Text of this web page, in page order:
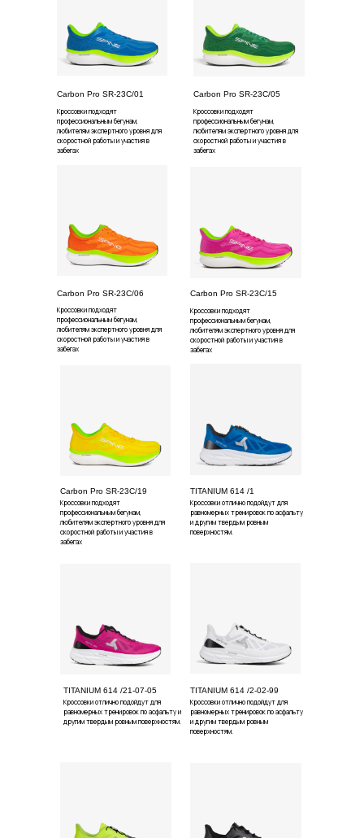
Carbon Pro SR-23С/01
Кроссовки подходят
профессиональным бегунам,
любителям экспертного уровня для
скоростной работы и участия в
забегах
Кроссовки отлично подойдут для
равномерных тренировок по асфальту и
другим твердым ровным поверхностям.
TITANIUM 614 /21-07-05
Carbon Pro SR-23С/05
Кроссовки подходят
профессиональным бегунам,
любителям экспертного уровня для
скоростной работы и участия в
забегах
Кроссовки отлично подойдут для
равномерных тренировок по асфальту
и другим твердым ровным
поверхностям.
Carbon Pro SR-23С/06
Кроссовки подходят
профессиональным бегунам,
любителям экспертного уровня для
скоростной работы и участия в
забегах
TITANIUM 614 /2-02-99
Carbon Pro SR-23С/15
Кроссовки подходят
профессиональным бегунам,
любителям экспертного уровня для
скоростной работы и участия в
забегах
Carbon Pro SR-23С/19
Кроссовки подходят
профессиональным бегунам,
любителям экспертного уровня для
скоростной работы и участия в
забегах
TITANIUM 614 /1
Кроссовки отлично подойдут для
равномерных тренировок по асфальту
и другим твердым ровным
поверхностям.